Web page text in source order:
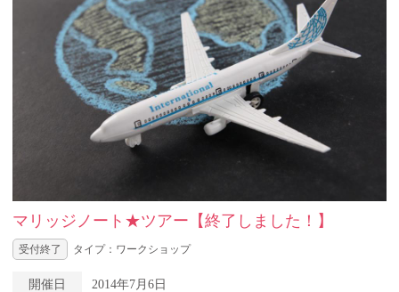
マリッジノート★ツアー【終了しました！】
受付終了 タイプ：ワークショップ
開催日 2014年7月6日